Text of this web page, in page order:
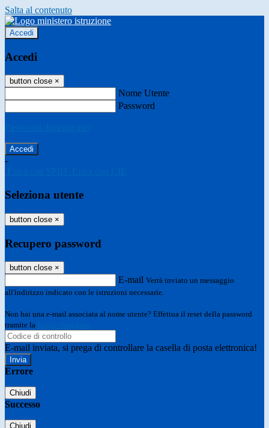
Salta al contenuto
Accedi
Accedi
button close ×
Nome Utente
Password
-
Seleziona utente
button close ×
Recupero password
button close ×
E-mail Verrà inviato un messaggio
all'indirizzo indicato con le istruzioni necessarie.
Non hai una e-mail associata al nome utente? Effettua il reset della password
tramite la
E-mail inviata, si prega di controllare la casella di posta elettronica!
Errore
Chiudi
Successo
Chiudi